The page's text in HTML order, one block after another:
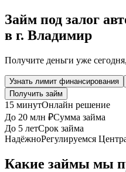
Займ под залог
в г. Владимир
Получите деньги уже
Узнать лимит финансирования
Получить займ
15 минутОнлайн решение
До 20 млн ₽Сумма займа
До 5 летСрок займа
НадёжноРегулируемся
Какие займы мы